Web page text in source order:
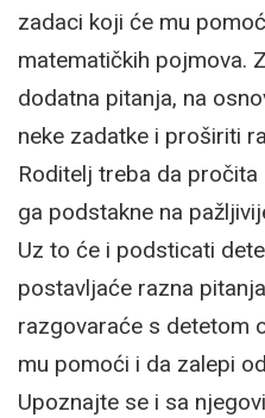
zadaci koji će mu
matematičkih pojmova.
dodatna pitanja, na
neke zadatke i proširiti
Roditelj treba da
ga podstakne na
Uz to će i podsticati
postavljaće razna
razgovaraće s detetom
mu pomoći i da zalepi
Upoznajte se i sa